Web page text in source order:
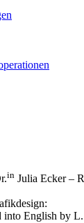
in Julia Ecker –
into English by